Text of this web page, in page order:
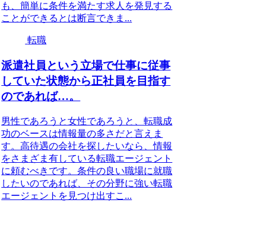
も、簡単に条件を満たす求人を発見する
ことができるとは断言できま...
転職
派遣社員という立場で仕事に従事
していた状態から正社員を目指す
のであれば…。
男性であろうと女性であろうと、転職成
功のベースは情報量の多さだと言えま
す。高待遇の会社を探したいなら、情報
をさまざま有している転職エージェント
に頼むべきです。条件の良い職場に就職
したいのであれば、その分野に強い転職
エージェントを見つけ出すこ...